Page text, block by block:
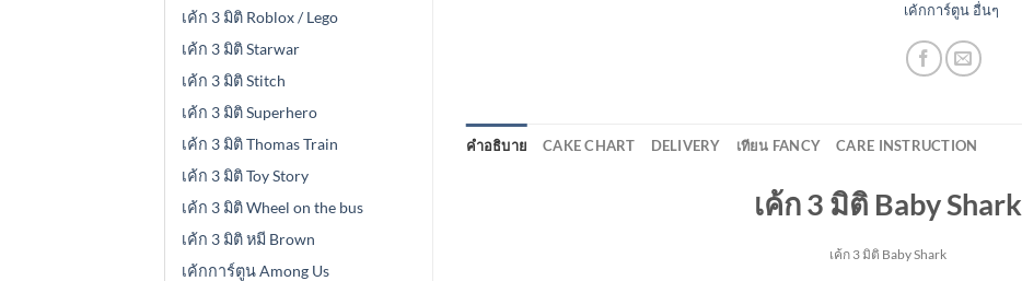
เค้ก 3 มิติ Roblox / Lego
เค้ก 3 มิติ Starwar
เค้ก 3 มิติ Stitch
เค้ก 3 มิติ Superhero
เค้ก 3 มิติ Thomas Train
เค้ก 3 มิติ Toy Story
เค้ก 3 มิติ Wheel on the bus
เค้ก 3 มิติ หมี Brown
เค้กการ์ตูน Among Us
เค้กการ์ตูน อื่นๆ
คำอธิบาย CAKE CHART DELIVERY เทียน FANCY CARE INSTRUCTION
เค้ก 3 มิติ Baby Shark
เค้ก 3 มิติ Baby Shark